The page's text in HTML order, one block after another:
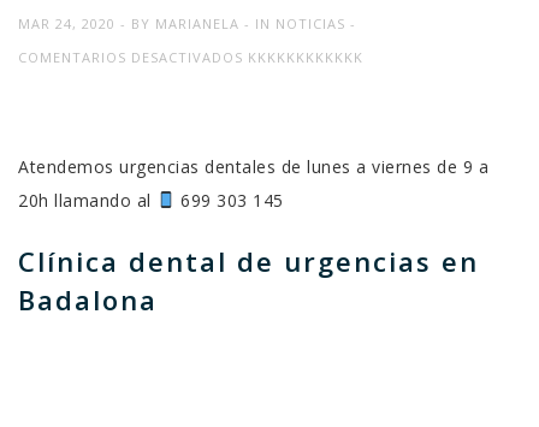
MAR 24, 2020 BY MARIANELA IN NOTICIAS
COMENTARIOS DESACTIVADOS EN
URGENCIAS
EN
KKKKKKKKKKKK
Atendemos urgencias dentales de lunes a viernes de 9 a
20h llamando al
699 303 145 ⠀⠀⠀⠀
Clínica dental de urgencias en
Badalona